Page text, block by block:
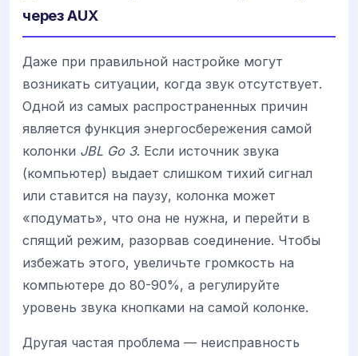
через AUX
Даже при правильной настройке могут
возникать ситуации, когда звук отсутствует.
Одной из самых распространенных причин
является функция энергосбережения самой
колонки JBL Go 3. Если источник звука
(компьютер) выдает слишком тихий сигнал
или ставится на паузу, колонка может
«подумать», что она не нужна, и перейти в
спящий режим, разорвав соединение. Чтобы
избежать этого, увеличьте громкость на
компьютере до 80-90%, а регулируйте
уровень звука кнопками на самой колонке.
Другая частая проблема — неисправность